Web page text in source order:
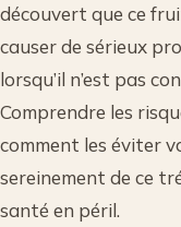
découvert que ce
causer de sérieux
lorsqu’il n’est pas
Comprendre les
comment les éviter
sereinement de ce
santé en péril.